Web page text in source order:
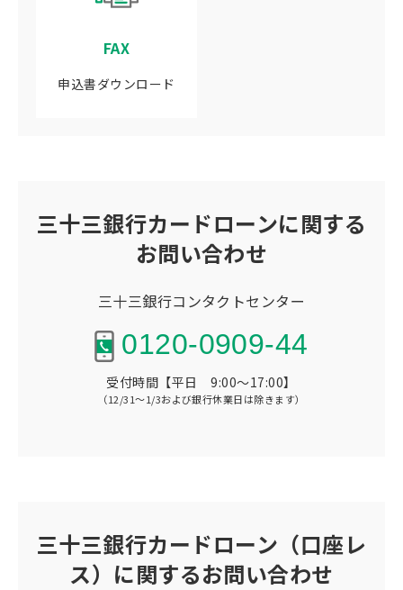
FAX
申込書ダウンロード
三十三銀行カードローンに関する
お問い合わせ
三十三銀行コンタクトセンター
0120-0909-44
受付時間【平日 9:00～17:00】
（12/31～1/3および銀行休業日は除きます）
三十三銀行カードローン（口座レ
ス）に関するお問い合わせ